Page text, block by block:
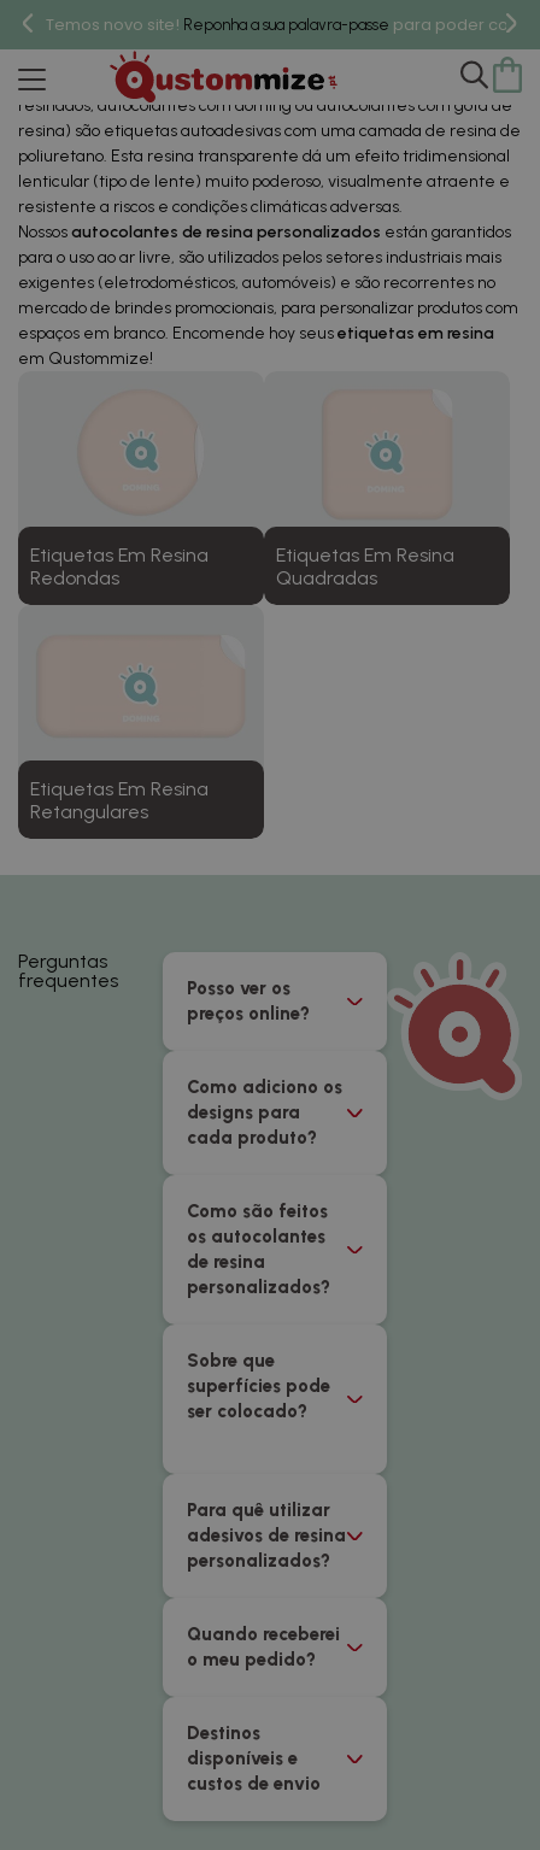
Temos novo site! Reponha a sua palavra-passe para poder
Etiquetas Em Resina
Personalizadas
Asetiquetas resinadas(também chamadas domes, autocolantes
resinados, autocolantes com doming ou autocolantes com gota de
resina) são etiquetas autoadesivas com uma camada de resina de
poliuretano. Esta resina transparente dá um efeito tridimensional
lenticular (tipo de lente) muito poderoso, visualmente atraente e
resistente a riscos e condições climáticas adversas.
Nossosautocolantes de resina personalizados están garantidos
para o uso ao ar livre, são utilizados pelos setores industriais mais
exigentes (eletrodomésticos, automóveis) e são recorrentes no
mercado de brindes promocionais, para personalizar produtos com
espaços em branco. Encomende hoy seusetiquetas em resina
em Qustommize!
Etiquetas Em Resina
Redondas
Etiquetas Em Resina
Quadradas
Etiquetas Em Resina
Retangulares
Perguntas
frequentes
Posso ver os
preços online?
Como adiciono os
designs para
cada produto?
Como são feitos
os autocolantes
de resina
personalizados?
Sobre que
superfícies pode
ser colocado?
Para quê utilizar
adesivos de resina
personalizados?
Quando receberei
o meu pedido?
Destinos
disponíveis e
custos de envio